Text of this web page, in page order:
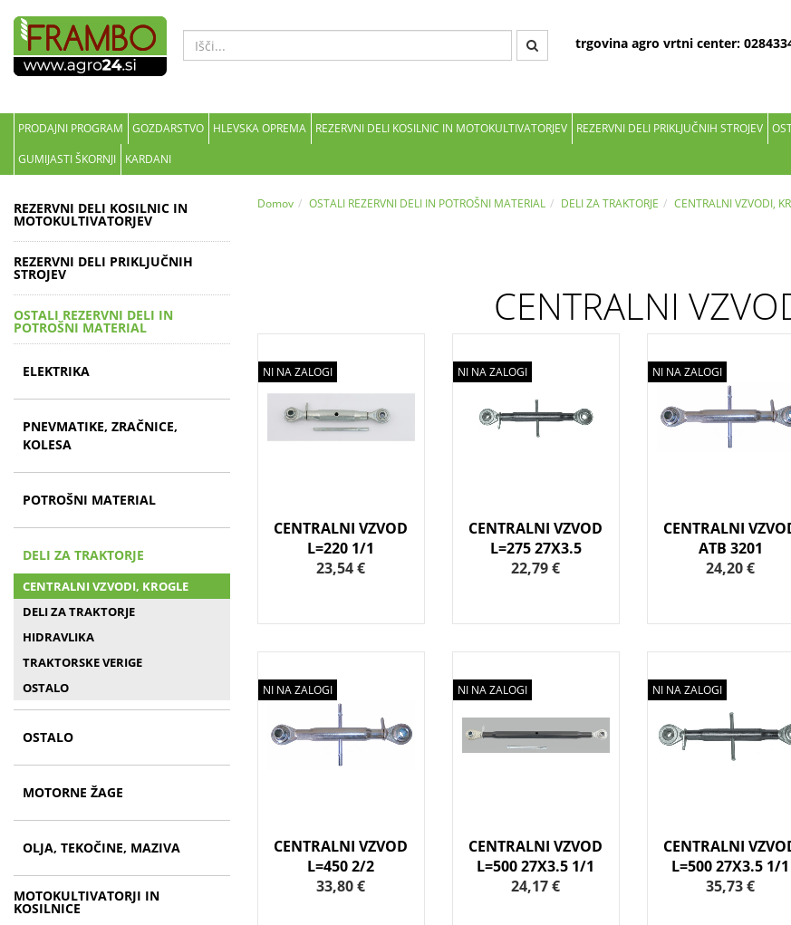
trgovina agro vrtni center:
PRODAJNI PROGRAM GOZDARSTVO HLEVSKA OPREMA REZERVNI DELI KOSILNIC IN MOTOKULTIVATORJEV REZERVNI DELI PRIKLJUČNIH STROJEV
GUMIJASTI ŠKORNJI
KARDANI
REZERVNI DELI KOSILNIC IN
MOTOKULTIVATORJEV
REZERVNI DELI PRIKLJUČNIH
STROJEV
OSTALI REZERVNI DELI IN
POTROŠNI MATERIAL
ELEKTRIKA
PNEVMATIKE, ZRAČNICE,
KOLESA
POTROŠNI MATERIAL
DELI ZA TRAKTORJE
CENTRALNI VZVODI, KROGLE
DELI ZA TRAKTORJE
HIDRAVLIKA
TRAKTORSKE VERIGE
OSTALO
OSTALO
MOTORNE ŽAGE
OLJA, TEKOČINE, MAZIVA
MOTOKULTIVATORJI IN
KOSILNICE
Domov OSTALI REZERVNI DELI IN POTROŠNI MATERIAL DELI ZA TRAKTORJE CENTRALNI VZVODI,
CENTRALNI
NI NA ZALOGI
CENTRALNI VZVOD
L=220 1/1
23,54 €
NI NA ZALOGI
CENTRALNI VZVOD
L=275 27X3.5
22,79 €
NI NA ZALOGI
CENTRALNI
ATB 3201
24,20 €
NI NA ZALOGI
CENTRALNI VZVOD
L=450 2/2
33,80 €
NI NA ZALOGI
CENTRALNI VZVOD
L=500 27X3.5 1/1
24,17 €
NI NA ZALOGI
CENTRALNI
L=500 27X3.5 1/1
35,73 €